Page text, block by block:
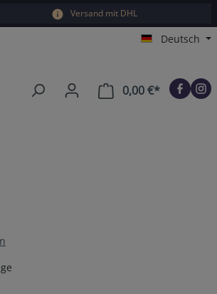
Versand mit DHL
Deutsch
0,00 €*Warenkorb